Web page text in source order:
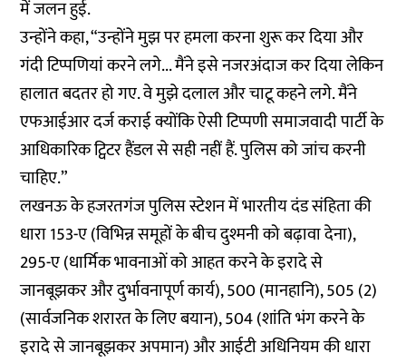
में जलन हुई.
उन्होंने कहा, “उन्होंने मुझ पर हमला करना शुरू कर दिया और
गंदी टिप्पणियां करने लगे... मैंने इसे नजरअंदाज कर दिया लेकिन
हालात बदतर हो गए. वे मुझे दलाल और चाटू कहने लगे. मैंने
एफआईआर दर्ज कराई क्योंकि ऐसी टिप्पणी समाजवादी पार्टी के
आधिकारिक ट्विटर हैंडल से सही नहीं हैं. पुलिस को जांच करनी
चाहिए.”
लखनऊ के हजरतगंज पुलिस स्टेशन में भारतीय दंड संहिता की
धारा 153-ए (विभिन्न समूहों के बीच दुश्मनी को बढ़ावा देना),
295-ए (धार्मिक भावनाओं को आहत करने के इरादे से
जानबूझकर और दुर्भावनापूर्ण कार्य), 500 (मानहानि), 505 (2)
(सार्वजनिक शरारत के लिए बयान), 504 (शांति भंग करने के
इरादे से जानबूझकर अपमान) और आईटी अधिनियम की धारा